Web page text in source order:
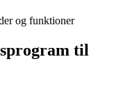
og funktioner
til